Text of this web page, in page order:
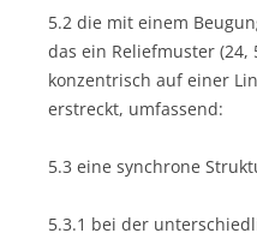
5.2 die mit einem
das ein Reliefmuster (24,
konzentrisch auf einer
erstreckt, umfassend:
5.3 eine synchrone
5.3.1 bei der